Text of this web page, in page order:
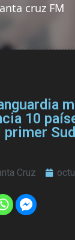
cruz FM
10
Cruz